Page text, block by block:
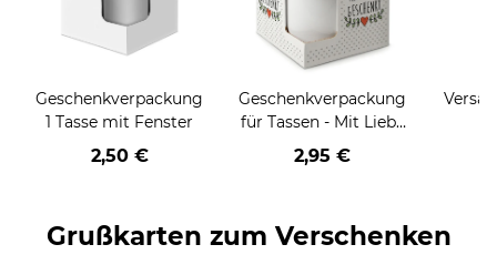
Geschenkverpackung
1 Tasse mit Fenster
2,50 €
Geschenkverpackung
für Tassen - Mit Liebe
geschenkt
2,95 €
Grußkarten zum Verschenken